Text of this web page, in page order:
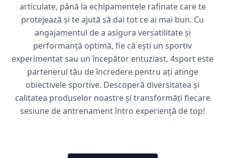
articulate, până la echipamentele rafinate care te
protejează și te ajută să dai tot ce ai mai bun. Cu
angajamentul de a asigura versatilitate și
performanță optimă, fie că ești un sportiv
experimentat sau un începător entuziast, 4sport este
partenerul tău de încredere pentru ați atinge
obiectivele sportive. Descoperă diversitatea și
calitatea produselor noastre și transformăți fiecare
sesiune de antrenament întro experiență de top!